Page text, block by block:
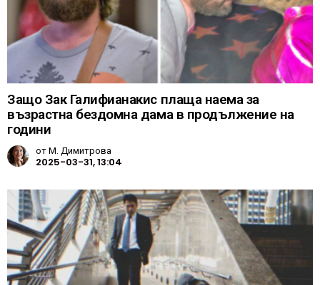
Защо Зак Галифианакис плаща наема за
възрастна бездомна дама в продължение на
години
отМ. Димитрова
2025-03-31, 13:04